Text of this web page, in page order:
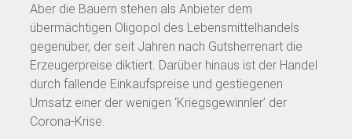
Aber die Bauern stehen als Anbieter dem
übermächtigen Oligopol des Lebensmittelhandels
gegenüber, der seit Jahren nach Gutsherrenart die
Erzeugerpreise diktiert. Darüber hinaus ist der Handel
durch fallende Einkaufspreise und gestiegenen
Umsatz einer der wenigen ‘Kriegsgewinnler’ der
Corona-Krise.